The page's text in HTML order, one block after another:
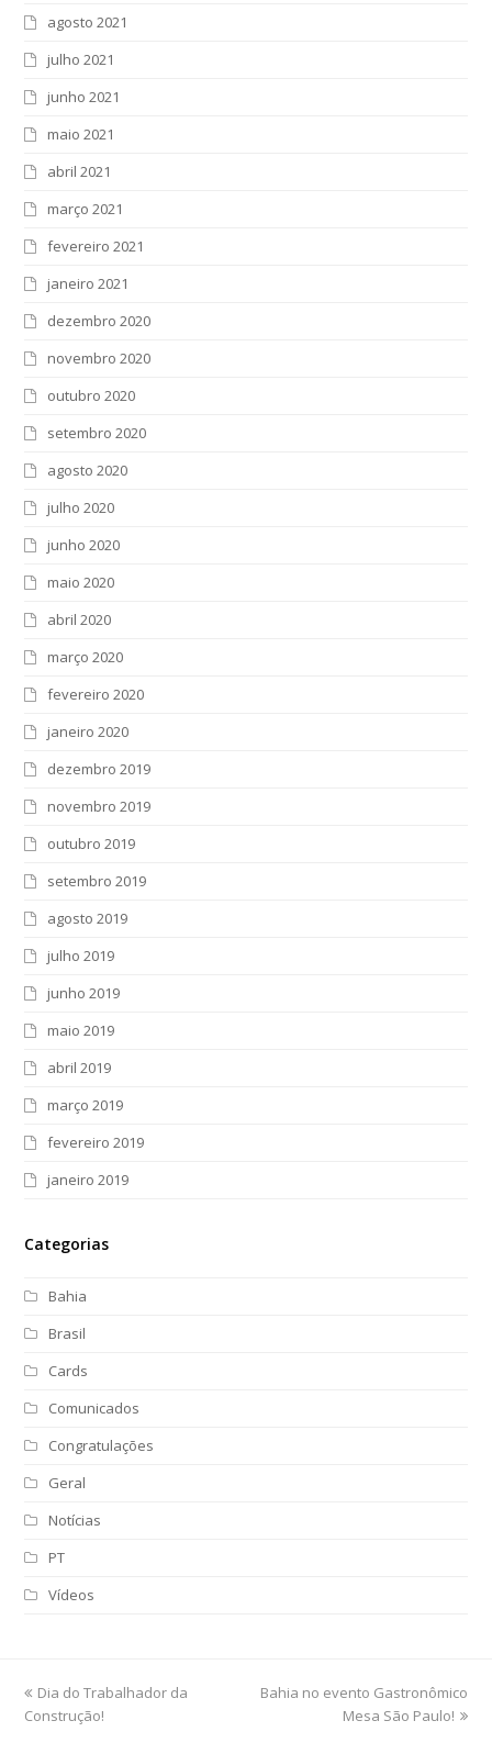
agosto 2021
julho 2021
junho 2021
maio 2021
abril 2021
março 2021
fevereiro 2021
janeiro 2021
dezembro 2020
novembro 2020
outubro 2020
setembro 2020
agosto 2020
julho 2020
junho 2020
maio 2020
abril 2020
março 2020
fevereiro 2020
janeiro 2020
dezembro 2019
novembro 2019
outubro 2019
setembro 2019
agosto 2019
julho 2019
junho 2019
maio 2019
abril 2019
março 2019
fevereiro 2019
janeiro 2019
Categorias
Bahia
Brasil
Cards
Comunicados
Congratulações
Geral
Notícias
PT
Vídeos
previous
post:
Dia do Trabalhador da
Construção!
next
Bahia no evento Gastronômico
Mesa São Paulo!